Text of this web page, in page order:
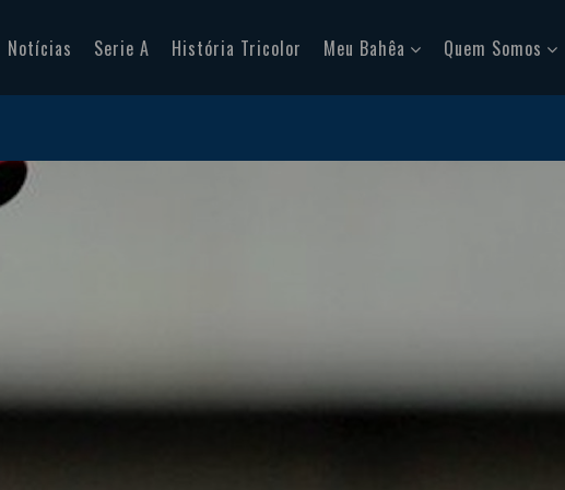
Notícias Serie A História Tricolor Meu Bahêa Quem Somos